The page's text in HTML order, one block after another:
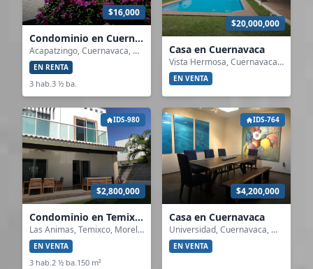
$16,000
Condominio en Cuernavaca
Acapatzingo, Cuernavaca, Morelos
EN RENTA
3 hab.3 ½ ba.
$20,000,000
Casa en Cuernavaca
Vista Hermosa, Cuernavaca, Morelos
EN VENTA
IDS-980
$2,800,000
Condominio en Temixco
Las Animas, Temixco, Morelos
EN VENTA
3 hab.2 ½ ba.150 m²
IDS-764
$4,200,000
Casa en Cuernavaca
Universidad, Cuernavaca, Morelos
EN VENTA